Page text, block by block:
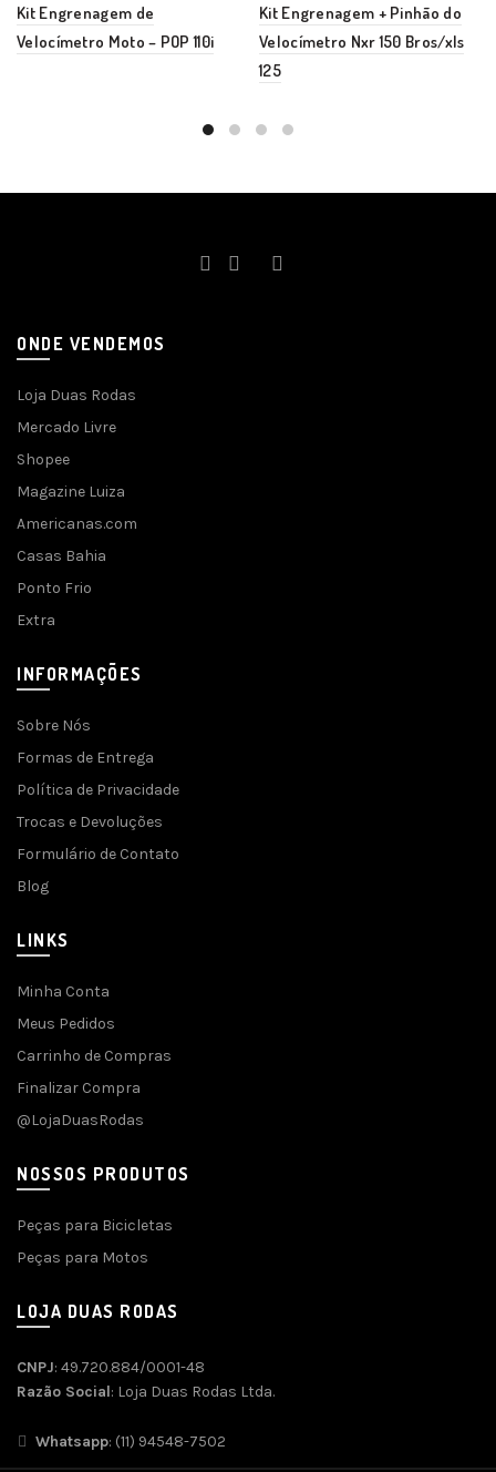
Kit Engrenagem de
Velocímetro Moto – POP 110i
Kit Engrenagem + Pinhão do
Velocímetro Nxr 150 Bros/xls
125
ONDE VENDEMOS
Loja Duas Rodas
Mercado Livre
Shopee
Magazine Luiza
Americanas.com
Casas Bahia
Ponto Frio
Extra
INFORMAÇÕES
Sobre Nós
Formas de Entrega
Política de Privacidade
Trocas e Devoluções
Formulário de Contato
Blog
LINKS
Minha Conta
Meus Pedidos
Carrinho de Compras
Finalizar Compra
@LojaDuasRodas
NOSSOS PRODUTOS
Peças para Bicicletas
Peças para Motos
LOJA DUAS RODAS
CNPJ: 49.720.884/0001-48
Razão Social: Loja Duas Rodas Ltda.
Whatsapp: (11) 94548-7502